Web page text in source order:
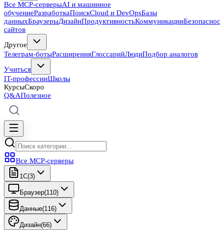
Все MCP-серверыAI и машинное
обучениеРазработкаПоискCloud и DevOpsБазы
данныхБраузерыДизайнПродуктивностьКоммуникации
сайтов
Другое
Телеграм-ботыРасширенияГлоссарийЛюдиПодбор аналогов
Учиться
IT-профессииШколы
КурсыСкоро
Q&AПолезное
Все MCP-серверы
1C(3)
Браузер(110)
Данные(116)
Дизайн(66)